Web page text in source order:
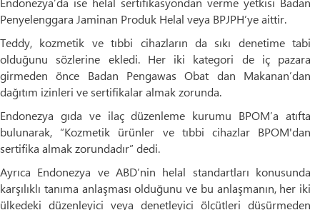
Penyelenggara Jaminan Produk Helal veya BPJPH’ye aittir.
Teddy, kozmetik ve tıbbi cihazların da sıkı denetime tabi
olduğunu sözlerine ekledi. Her iki kategori de iç pazara
girmeden önce Badan Pengawas Obat dan Makanan’dan
dağıtım izinleri ve sertifikalar almak zorunda.
Endonezya gıda ve ilaç düzenleme kurumu BPOM’a atıfta
bulunarak, “Kozmetik ürünler ve tıbbi cihazlar BPOM'dan
sertifika almak zorundadır” dedi.
Ayrıca Endonezya ve ABD’nin helal standartları konusunda
karşılıklı tanıma anlaşması olduğunu ve bu anlaşmanın, her iki
ülkedeki düzenleyici veya denetleyici ölçütleri düşürmeden